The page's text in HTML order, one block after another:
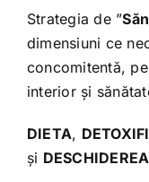
Strategia de ”
dimensiuni ce
concomitentă,
interior și
DIETA,
și DESCHIDEREA